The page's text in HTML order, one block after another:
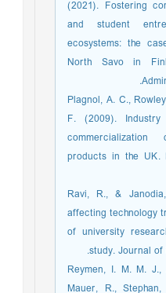
(2021). Fostering
and student
ecosystems: the
North Savo in
45. Plagnol, A. C.,
F. (2009).
products in the UK.
46. Ravi, R., &
affecting technology
of university
study. Journal
47. Reymen, I. M. M.
Mauer, R.,